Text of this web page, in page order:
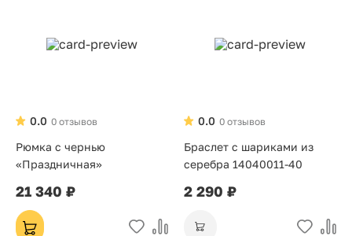
0 отзывов
0.0
Рюмка с чернью
«Праздничная»
21 340 ₽
0 отзывов
0.0
Браслет с шариками из
серебра 14040011-40
2 290 ₽